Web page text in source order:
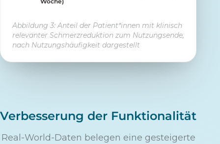
Abbildung 3: Anteil der Patient*innen mit klinisch
relevanter Schmerzreduktion zum Nutzungsende,
nach Nutzungshäufigkeit dargestellt
Verbesserung der Funktionalität
Real-World-Daten belegen eine gesteigerte